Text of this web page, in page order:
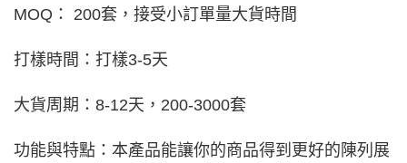
MOQ： 200套，接受小訂單量大貨時間
打樣時間：打樣3-5天
大貨周期：8-12天，200-3000套
功能與特點：本產品能讓你的商品得到更好的陳列展